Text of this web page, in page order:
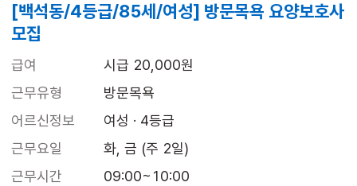
[백석동/4등급/85세/여성] 방문목욕 요양보호사
모집
급여
시급 20,000원
근무유형
방문목욕
어르신정보
여성 · 4등급
근무요일
화, 금 (주 2일)
근무시간
09:00~10:00